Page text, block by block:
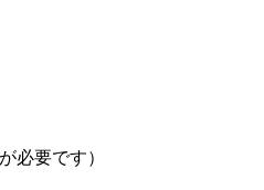
必要です）